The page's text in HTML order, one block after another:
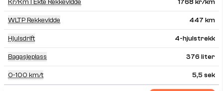
Kr/km I Ekte Rekkevidde 1768 kr/km
WLTP Rekkevidde 447 km
Hjulsdrift 4-hjulstrekk
Bagasjeplass 376 liter
0-100 km/t 5,5 sek